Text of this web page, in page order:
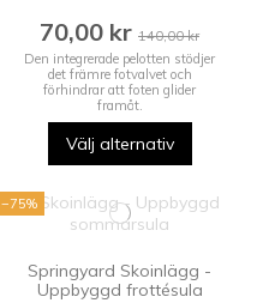
70,00 kr 140,00 kr
Den integrerade pelotten stödjer
det främre fotvalvet och
förhindrar att foten glider
framåt.
Välj alternativ
−75%
Springyard Skoinlägg -
Uppbyggd frottésula